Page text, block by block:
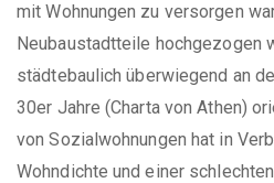
mit Wohnungen zu versorgen
Neubaustadtteile hochgezogen
städtebaulich überwiegend an
30er Jahre (Charta von Athen)
von Sozialwohnungen hat in
Wohndichte und einer